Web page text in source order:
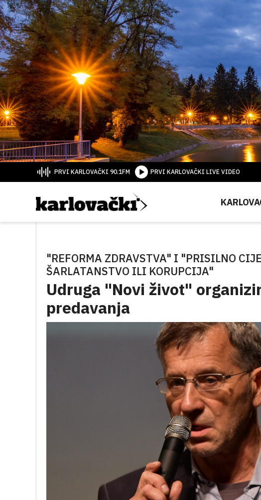
PRVI KARLOVAČKI 90.1FM PRVI KARLOVAČKI LIVE VIDEO
"REFORMA ZDRAVSTVA" I "PRISILNO
ŠARLATANSTVO ILI KORUPCIJA"
Udruga "Novi život"
predavanja